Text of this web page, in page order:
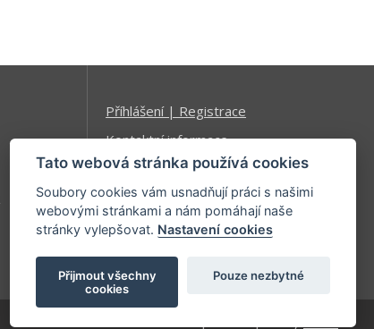
Příhlášení | Registrace
Kontaktní informace
Mapa stránek
Tato webová stránka používá cookies
Soubory cookies vám usnadňují práci s našimi
webovými stránkami a nám pomáhají naše
stránky vylepšovat. Nastavení cookies
Přijmout všechny
cookies
Pouze nezbytné